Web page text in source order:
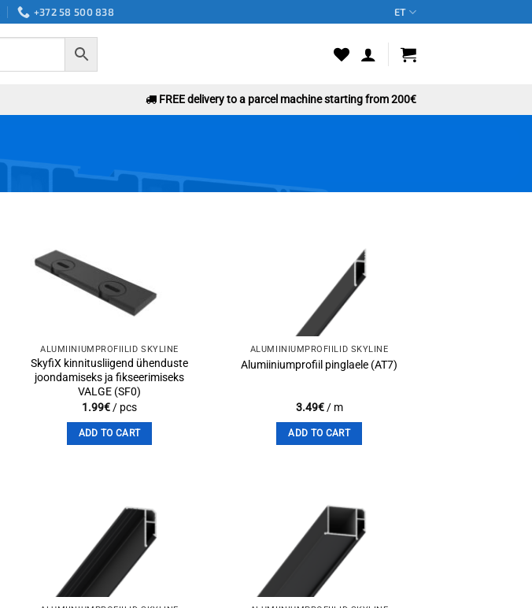
+372 58 500 838 ET
FREE delivery to a parcel machine starting from 200€
ALUMIINIUMPROFIILID SKYLINE
SkyfiX kinnitusliigend ühenduste
joondamiseks ja fikseerimiseks
VALGE (SF0)
1.99€/ pcs
ADD TO CART
wishlist
ALUMIINIUMPROFIILID SKYLINE
Alumiiniumprofiil pinglaele (AT7)
3.49€/ m
ADD TO CART
wishlist